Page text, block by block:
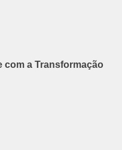
com a Transformação